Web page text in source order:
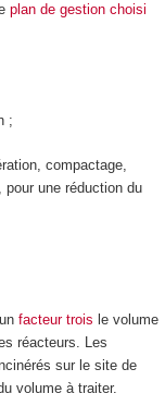
plan de gestion choisi
;
compactage,
une réduction du
facteur trois le volume
réacteurs. Les
sur le site de
volume à traiter.